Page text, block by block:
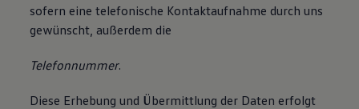
sofern eine telefonische Kontaktaufnahme durch uns
gewünscht, außerdem die
Telefonnummer.
Diese Erhebung und Übermittlung der Daten erfolgt